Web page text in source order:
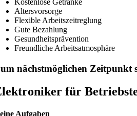
Kostenlose Getränke
Altersvorsorge
Flexible Arbeitszeitreglung
Gute Bezahlung
Gesundheitsprävention
Freundliche Arbeitsatmosphäre
nächstmöglichen Zeitpunkt
für
Aufgaben